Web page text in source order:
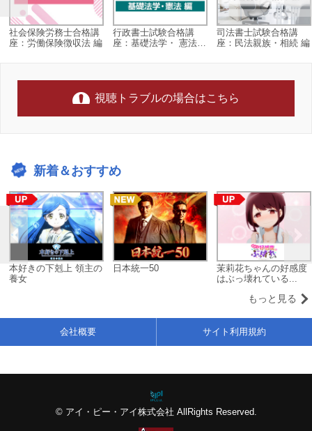
社会保険労務士合格講
座：労働保険徴収法 編
行政書士試験合格講
座：基礎法学・ 憲法
司法書士試験合格講
座：民法親族・相続 編
視聴トラブルの場合はこちら
新着＆おすすめ
本好きの下剋上 領主の
養女
日本統一50
茉莉花ちゃんの好感度
はぶっ壊れている...
もっと見る
© アイ・ピー・アイ株式会社 AllRights Reserved.
会社概要 サイト利用規約